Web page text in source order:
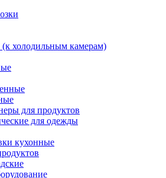
холодильным камерам)
для продуктов
для одежды
кухонные